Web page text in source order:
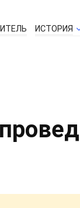
ИСТОРИЯ